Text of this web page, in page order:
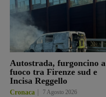
Autostrada, furgoncino a
fuoco tra Firenze sud e
Incisa Reggello
Cronaca 7 Agosto 2026